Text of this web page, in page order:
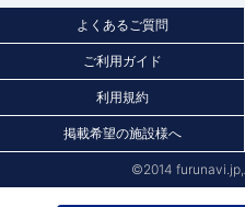
よくあるご質問
ご利用ガイド
利用規約
掲載希望の施設様へ
©2014